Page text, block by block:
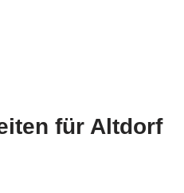
für Altdorf